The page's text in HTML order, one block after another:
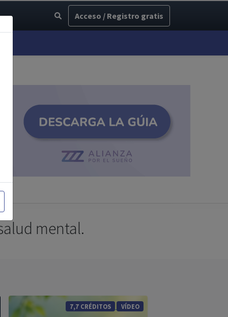
Acceso / Registro gratis
mental.
7,7 CRÉDITOS VÍDEO